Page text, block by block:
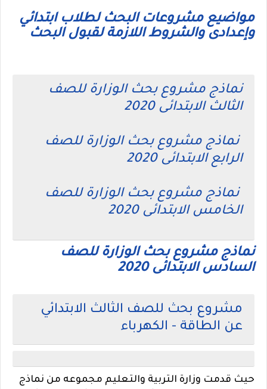
مواضيع مشروعات البحث لطلاب ابتدائي
وإعدادى والشروط اللازمة لقبول البحث
نماذج مشروع بحث الوزارة للصف
الثالث الابتدائى 2020
نماذج مشروع بحث الوزارة للصف
الرابع الابتدائى 2020
نماذج مشروع بحث الوزارة للصف
الخامس الابتدائى 2020
نماذج مشروع بحث الوزارة للصف
السادس الابتدائى 2020
مشروع بحث للصف الثالث الابتدائي
عن الطاقة - الكهرباء
حيث قدمت وزارة التربية والتعليم مجموعه من نماذج